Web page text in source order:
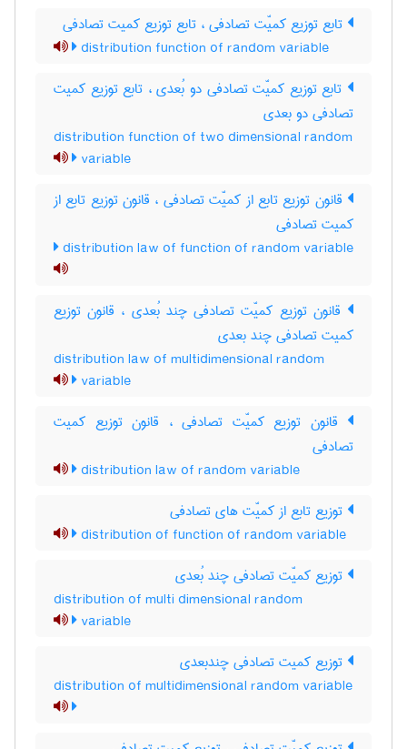
تابع توزیع کمیّت تصادفی ، تابع توزیع کمیت تصادفی
distribution function of random variable
تابع توزیع کمیّت تصادفی دو بُعدی ، تابع توزیع کمیت
تصادفی دو بعدی
distribution function of two dimensional random
variable
قانون توزیع تابع از کمیّت تصادفی ، قانون توزیع تابع از
کمیت تصادفی
distribution law of function of random variable
قانون توزیع کمیّت تصادفی چند بُعدی ، قانون توزیع
کمیت تصادفی چند بعدی
distribution law of multidimensional random
variable
قانون توزیع کمیّت تصادفی ، قانون توزیع کمیت
تصادفی
distribution law of random variable
توزیع تابع از کمیّت های تصادفی
distribution of function of random variable
توزیع کمیّت تصادفی چند بُعدی
distribution of multi dimensional random
variable
توزیع کمیت تصادفی چندبعدی
distribution of multidimensional random variable